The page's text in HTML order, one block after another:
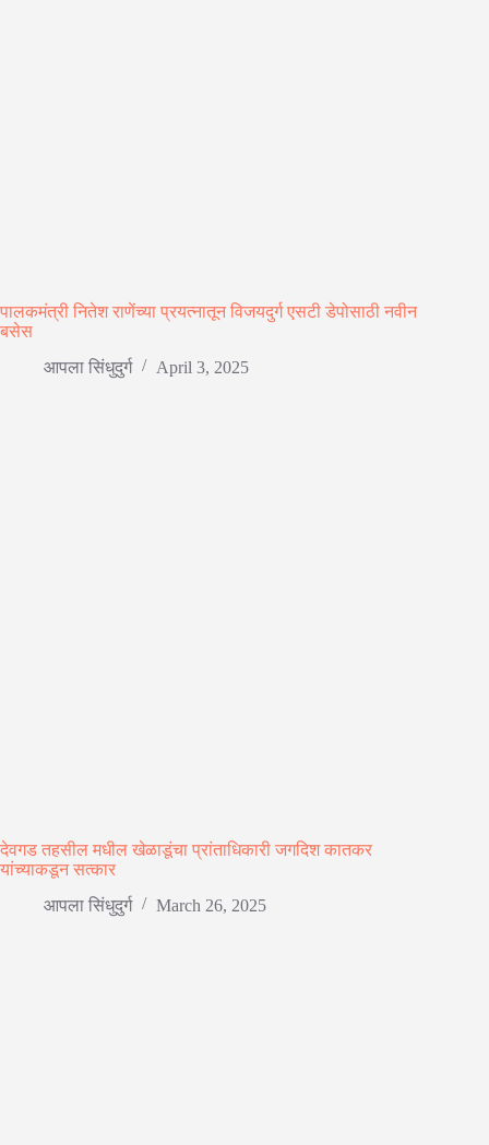
पालकमंत्री नितेश राणेंच्या प्रयत्नातून विजयदुर्ग एसटी डेपोसाठी नवीन
बसेस
आपला सिंधुदुर्ग
April 3, 2025
देवगड तहसील मधील खेळाडूंचा प्रांताधिकारी जगदिश कातकर
यांच्‍याकडून सत्‍कार
आपला सिंधुदुर्ग
March 26, 2025